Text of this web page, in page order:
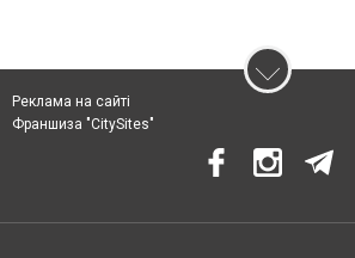
Реклама на сайті
Франшиза "CitySites"